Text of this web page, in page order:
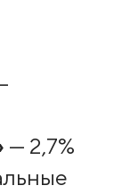
— 2,7%